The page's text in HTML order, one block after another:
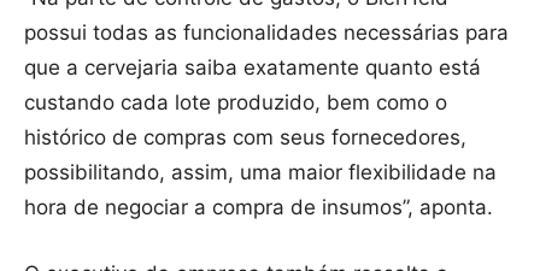
possui todas as funcionalidades necessárias para
que a cervejaria saiba exatamente quanto está
custando cada lote produzido, bem como o
histórico de compras com seus fornecedores,
possibilitando, assim, uma maior flexibilidade na
hora de negociar a compra de insumos”, aponta.